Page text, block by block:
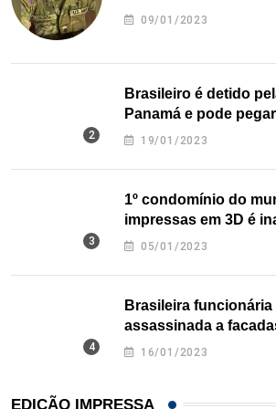
09/01/2023
Brasileiro é detido
Panamá e pode
nos EUA
19/01/2023
1º condomínio do
impressas em 3D é
Texas
05/01/2023
Brasileira
assassinada a
16/01/2023
EDIÇÃO IMPRESSA